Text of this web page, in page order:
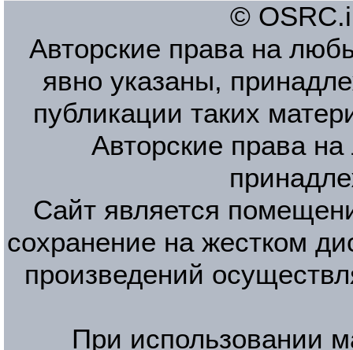
©
Авторские права на
явно указаны,
публикации таких
Авторские права
Сайт является
сохранение на жестком
произведений
При использовании